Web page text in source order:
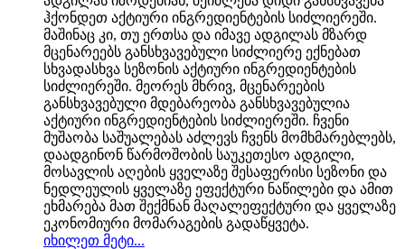
ჰქონდეთ აქტიური ინგრედიენტების სიძლიერეში.
მაშინაც კი, თუ ერთსა და იმავე ადგილას მზარდ
მცენარეებს განსხვავებული სიძლიერე ექნებათ
სხვადასხვა სეზონის აქტიური ინგრედიენტების
სიძლიერეში. მეორეს მხრივ, მცენარეების
განსხვავებული მდებარეობა განსხვავებულია
აქტიური ინგრედიენტების სიძლიერეში. ჩვენი
მუშაობა საშუალებას აძლევს ჩვენს მომხმარებლებს,
დაადგინონ წარმოშობის საუკეთესო ადგილი,
მოსავლის აღების ყველაზე შესაფერისი სეზონი და
ნედლეულის ყველაზე ეფექტური ნაწილები და ამით
ეხმარება მათ შექმნან მაღალეფექტური და ყველაზე
ეკონომიური მომარაგების გადაწყვეტა.
იხილეთ მეტი...